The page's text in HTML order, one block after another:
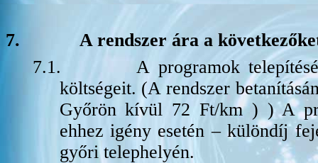
7.
A rendszer ára a
7.1.
A programok
költségeit. (A rendszer
Győrön kívül 72 Ft/km ) ) A
ehhez igény esetén – különdíj
győri telephelyén.